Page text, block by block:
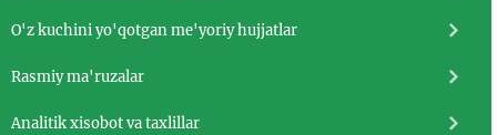
O'z kuchini yo'qotgan me'yoriy hujjatlar
Rasmiy ma'ruzalar
Analitik xisobot va taxlillar